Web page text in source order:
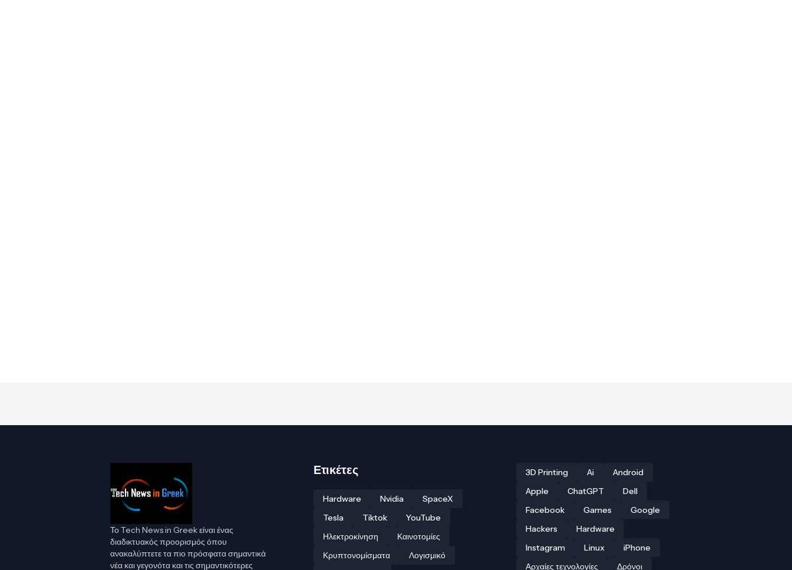
Το Tech News in Greek είναι ένας
διαδικτυακός προορισμός όπου
ανακαλύπτετε τα πιο πρόσφατα σημαντικά
νέα και γεγονότα και τις σημαντικότερες
Ετικέτες
Hardware Nvidia
SpaceX
Tesla
Tiktok
YouTube
Ηλεκτροκίνηση
Καινοτομίες
Κρυπτονομίσματα
Λογισμικό
3D Printing Ai
Android
Apple
ChatGPT
Dell
Facebook
Games
Google
Hackers
Hardware
Instagram
Linux
iPhone
Αρχαίες τεχνολογίες
Δρόνοι